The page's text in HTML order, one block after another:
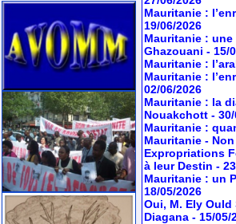
Mauritanie :
19/06/2026
Mauritanie : une
Ghazouani - 15/
Mauritanie :
Mauritanie :
02/06/2026
Mauritanie : la
Nouakchott -
Mauritanie :
Mauritanie -
Expropriations
à leur Destin -
Mauritanie : un
18/05/2026
Oui, M. Ely
Diagana - 15/05/